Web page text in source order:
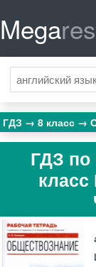
Mega
ГДЗ 8 класс
ГДЗ по